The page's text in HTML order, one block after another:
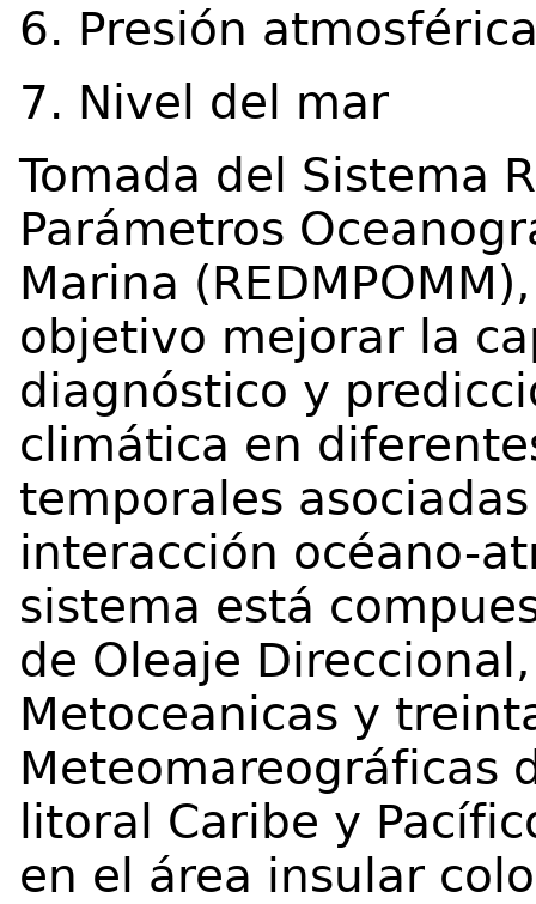
6. Presión
7. Nivel del mar
Tomada del Sistema
Parámetros
Marina
objetivo mejorar la
diagnóstico y
climática en
temporales
interacción océano-
sistema está
de Oleaje
Metoceanicas y
Meteomareográficas
litoral Caribe y
en el área insular